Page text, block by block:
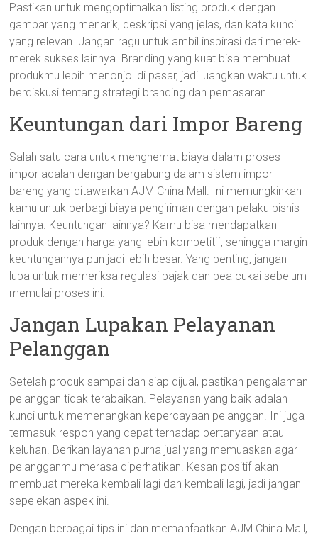
Pastikan untuk mengoptimalkan listing produk dengan
gambar yang menarik, deskripsi yang jelas, dan kata kunci
yang relevan. Jangan ragu untuk ambil inspirasi dari merek-
merek sukses lainnya. Branding yang kuat bisa membuat
produkmu lebih menonjol di pasar, jadi luangkan waktu untuk
berdiskusi tentang strategi branding dan pemasaran.
Keuntungan dari Impor Bareng
Salah satu cara untuk menghemat biaya dalam proses
impor adalah dengan bergabung dalam sistem impor
bareng yang ditawarkan AJM China Mall. Ini memungkinkan
kamu untuk berbagi biaya pengiriman dengan pelaku bisnis
lainnya. Keuntungan lainnya? Kamu bisa mendapatkan
produk dengan harga yang lebih kompetitif, sehingga margin
keuntungannya pun jadi lebih besar. Yang penting, jangan
lupa untuk memeriksa regulasi pajak dan bea cukai sebelum
memulai proses ini.
Jangan Lupakan Pelayanan
Pelanggan
Setelah produk sampai dan siap dijual, pastikan pengalaman
pelanggan tidak terabaikan. Pelayanan yang baik adalah
kunci untuk memenangkan kepercayaan pelanggan. Ini juga
termasuk respon yang cepat terhadap pertanyaan atau
keluhan. Berikan layanan purna jual yang memuaskan agar
pelangganmu merasa diperhatikan. Kesan positif akan
membuat mereka kembali lagi dan kembali lagi, jadi jangan
sepelekan aspek ini.
Dengan berbagai tips ini dan memanfaatkan AJM China Mall,